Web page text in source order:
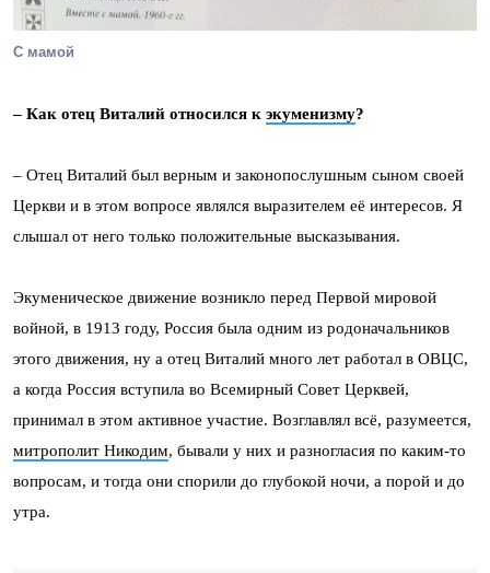
С мамой
– Как отец Виталий относился к экуменизму?
– Отец Виталий был верным и законопослушным сыном своей
Церкви и в этом вопросе являлся выразителем её интересов. Я
слышал от него только положительные высказывания.
Экуменическое движение возникло перед Первой мировой
войной, в 1913 году, Россия была одним из родоначальников
этого движения, ну а отец Виталий много лет работал в ОВЦС,
а когда Россия вступила во Всемирный Совет Церквей,
принимал в этом активное участие. Возглавлял всё, разумеется,
митрополит Никодим, бывали у них и разногласия по каким-то
вопросам, и тогда они спорили до глубокой ночи, а порой и до
утра.